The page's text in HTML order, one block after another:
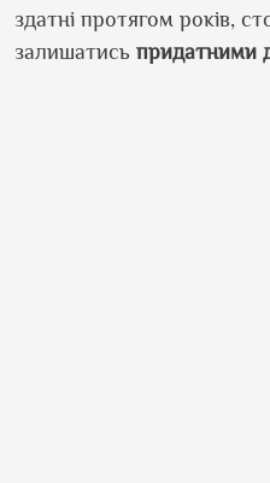
здатні протягом років,
залишатись придатними